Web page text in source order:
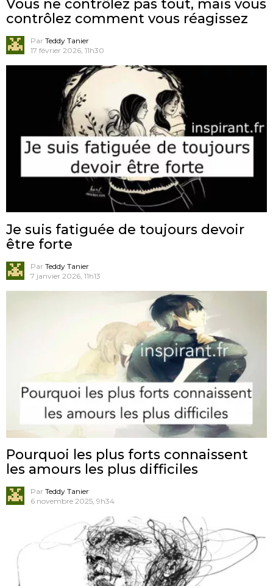
Vous ne contrôlez pas tout, mais vous
contrôlez comment vous réagissez
Par Teddy Tanier
17 février 2026, 11h30
Je suis fatiguée de toujours devoir
être forte
Par Teddy Tanier
7 janvier 2026, 11h13
Pourquoi les plus forts connaissent
les amours les plus difficiles
Par Teddy Tanier
6 novembre 2025, 9h34